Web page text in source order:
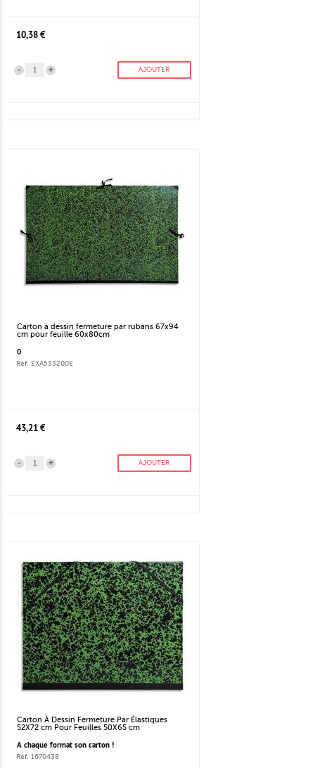
10,38 €
+
- AJOUTER
Carton à dessin fermeture par rubans 67x94
cm pour feuille 60x80cm
0
Réf. EXA533200E
43,21 €
+
- AJOUTER
Carton À Dessin Fermeture Par Élastiques
52X72 cm Pour Feuilles 50X65 cm
A chaque format son carton !
Réf. 1670438